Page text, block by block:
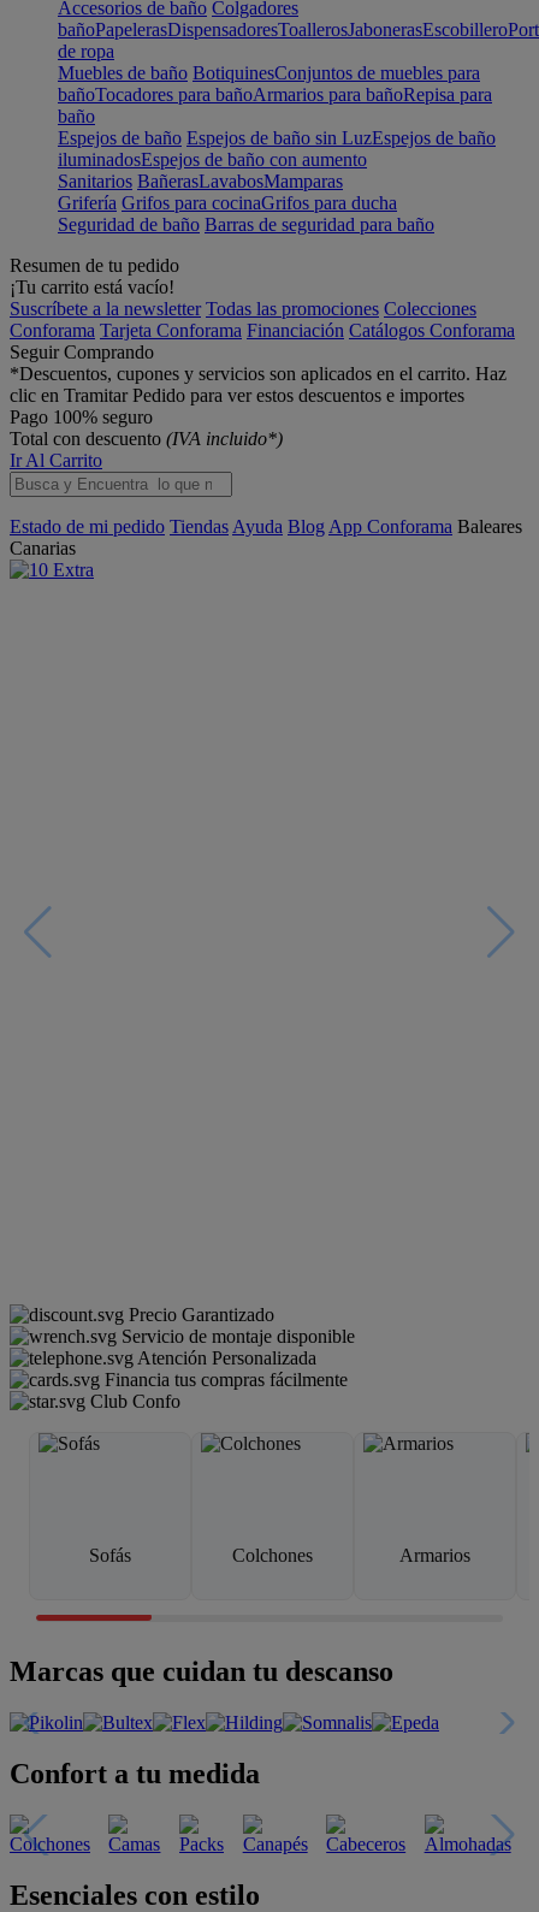
Accesorios de baño Colgadores
bañoPapelerasDispensadoresToallerosJabonerasEscobillero
de ropa
Muebles de baño BotiquinesConjuntos de muebles para
bañoTocadores para bañoArmarios para bañoRepisa para
baño
Espejos de baño Espejos de baño sin LuzEspejos de baño
iluminadosEspejos de baño con aumento
Sanitarios BañerasLavabosMamparas
Grifería Grifos para cocinaGrifos para ducha
Seguridad de baño Barras de seguridad para baño
Resumen de tu pedido
¡Tu carrito está vacío!
Suscríbete a la newsletter Todas las promociones Colecciones
Conforama Tarjeta Conforama Financiación Catálogos Conforama
Seguir Comprando
*Descuentos, cupones y servicios son aplicados en el carrito. Haz
clic en Tramitar Pedido para ver estos descuentos e importes
Pago 100% seguro
Total con descuento (IVA incluido*)
Ir Al Carrito
Estado de mi pedido Tiendas Ayuda Blog App Conforama Baleares
Canarias
Precio Garantizado
Servicio de montaje disponible
Atención Personalizada
Financia tus compras fácilmente
Club Confo
Sofás Colchones Armarios
Marcas que cuidan tu descanso
Confort a tu medida
Esenciales con estilo